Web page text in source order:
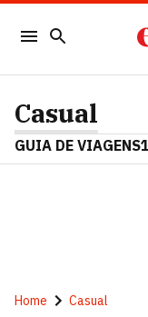
Casual
GUIA DE VIAGENS
Home Casual